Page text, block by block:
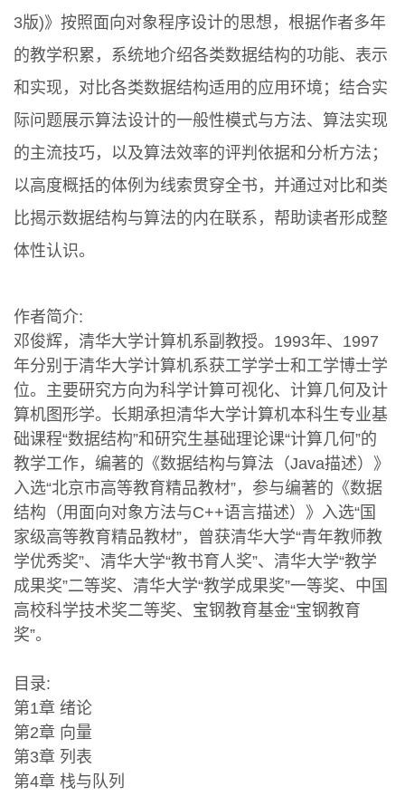
3版)》按照面向对象程序设计的思想，根据作者多年
的教学积累，系统地介绍各类数据结构的功能、表示
和实现，对比各类数据结构适用的应用环境；结合实
际问题展示算法设计的一般性模式与方法、算法实现
的主流技巧，以及算法效率的评判依据和分析方法；
以高度概括的体例为线索贯穿全书，并通过对比和类
比揭示数据结构与算法的内在联系，帮助读者形成整
体性认识。
作者简介:
邓俊辉，清华大学计算机系副教授。1993年、1997
年分别于清华大学计算机系获工学学士和工学博士学
位。主要研究方向为科学计算可视化、计算几何及计
算机图形学。长期承担清华大学计算机本科生专业基
础课程“数据结构”和研究生基础理论课“计算几何”的
教学工作，编著的《数据结构与算法（Java描述）》
入选“北京市高等教育精品教材”，参与编著的《数据
结构（用面向对象方法与C++语言描述）》入选“国
家级高等教育精品教材”，曾获清华大学“青年教师教
学优秀奖”、清华大学“教书育人奖”、清华大学“教学
成果奖”二等奖、清华大学“教学成果奖”一等奖、中国
高校科学技术奖二等奖、宝钢教育基金“宝钢教育
奖”。
目录:
第1章 绪论
第2章 向量
第3章 列表
第4章 栈与队列